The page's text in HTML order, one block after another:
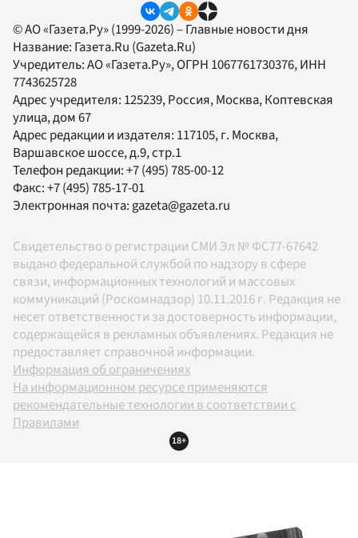
© АО «Газета.Ру» (1999-2026) – Главные новости дня
Название: Газета.Ru (Gazeta.Ru)
Учредитель:АО «Газета.Ру», ОГРН 1067761730376, ИНН
7743625728
Адрес учредителя: 125239, Россия, Москва, Коптевская
улица, дом 67
Адрес редакции и издателя: 117105, г. Москва,
Варшавское шоссе, д.9, стр.1
Телефон редакции:+7 (495) 785-00-12
Факс:+7 (495) 785-17-01
Электронная почта: gazeta@gazeta.ru
Свидетельство о регистрации СМИ Эл № ФС77-67642
выдано федеральной службой по надзору в сфере
связи, информационных технологий и массовых
коммуникаций (Роскомнадзор) 10.11.2016 г. Редакция не
несет ответственности за достоверность информации,
содержащейся в рекламных объявлениях. Редакция не
предоставляет справочной информации.
Информация об ограничениях
На информационном ресурсе применяются
рекомендательные технологии в соответствии с
Правилами
18+